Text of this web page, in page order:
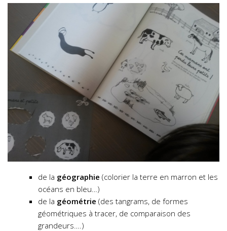
de la géographie (colorier la terre en marron et les
océans en bleu…)
de la géométrie (des tangrams, de formes
géométriques à tracer, de comparaison des
grandeurs….)